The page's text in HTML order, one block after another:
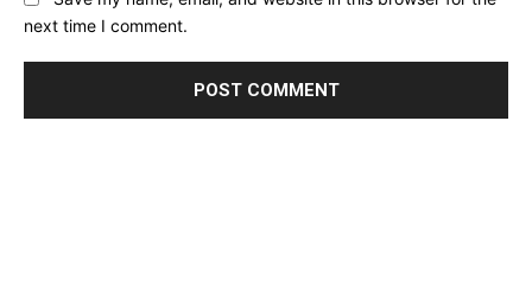
next time I comment.